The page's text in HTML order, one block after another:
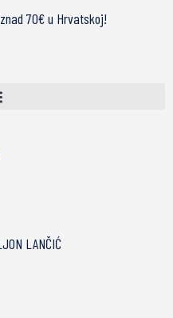
70€ u Hrvatskoj!
LANČIĆ